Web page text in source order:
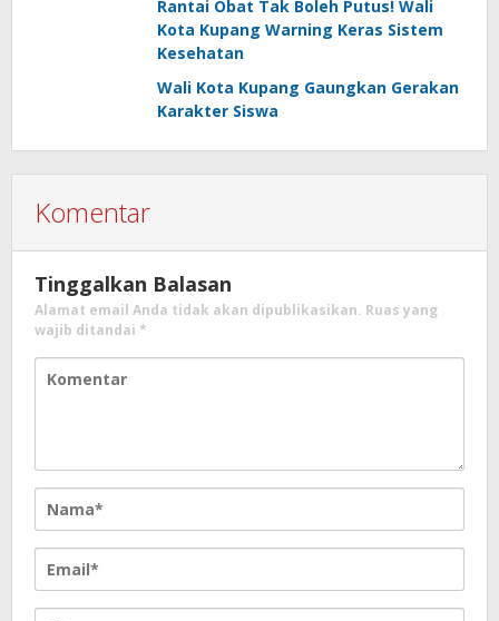
Rantai Obat Tak Boleh Putus! Wali
Kota Kupang Warning Keras Sistem
Kesehatan
Wali Kota Kupang Gaungkan Gerakan
Karakter Siswa
Komentar
Tinggalkan Balasan
Alamat email Anda tidak akan dipublikasikan. Ruas yang
wajib ditandai *